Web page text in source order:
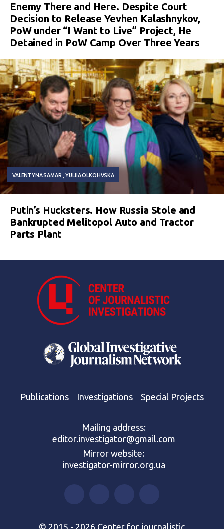
Enemy There and Here. Despite Court
Decision to Release Yevhen Kalashnykov,
PoW under “I Want to Live” Project, He
Detained in PoW Camp Over Three Years
VALENTYNA SAMAR YULIIA OLKOHVSKA
Putin’s Hucksters. How Russia Stole and
Bankrupted Melitopol Auto and Tractor
Parts Plant
Publications Investigations Special Projects
Mailing address:
editor.investigator@gmail.com
Mirror website:
investigator-mirror.org.ua
© 2015 - 2026 Center for journalistic